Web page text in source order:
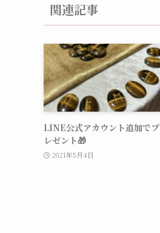
関連記事
LINE公式アカウント追加でプ
レゼント🎁
2021年5月4日